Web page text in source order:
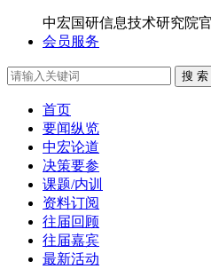
中宏国研信息技术研究院
会员服务
搜 索
首页
要闻纵览
中宏论道
决策要参
课题/内训
资料订阅
往届回顾
往届嘉宾
最新活动